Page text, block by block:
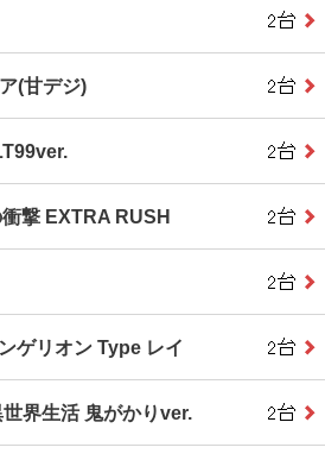
(甘デジ)
撃 EXTRA RUSH
ゲリオン Type レイ
界生活 鬼がかりver.